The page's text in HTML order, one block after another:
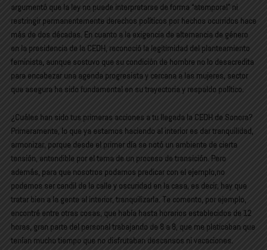
argumentó que la ley no puede interpretarse de forma “atemporal” ni
restringir permanentemente derechos políticos por hechos ocurridos hace
más de dos décadas. En cuanto a la exigencia de alternancia de género
en la presidencia de la CEDH, reconoció la legitimidad del planteamiento
feminista, aunque sostuvo que su condición de hombre no lo desacredita
para encabezar una agenda progresista y cercana a las mujeres, sector
que asegura ha sido fundamental en su trayectoria y respaldo político.
¿Cuáles han sido tus primeras acciones a tu llegada la CEDH de Sonora?
Primeramente, lo que ya estamos haciendo al interior es dar tranquilidad,
armonizar, porque desde el primer día se notó un ambiente de cierta
tensión, entendible por el tema de un proceso de transición. Pero
además, para que nosotros podamos predicar con el ejemplo,no
podemos ser candil de la calle y oscuridad en la casa, es decir, hay que
tratar bien a la gente al interior, tranquilizarla. Te comento, por ejemplo,
encontré entre otras cosas, que había hasta horarios establecidos de 12
horas, gran parte del personal trabajando de 8 a 8, que me platicaban que
tenían mucho tiempo que no disfrutaban descansos ni vacaciones.